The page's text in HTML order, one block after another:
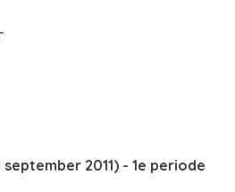
2011) - 1e periode